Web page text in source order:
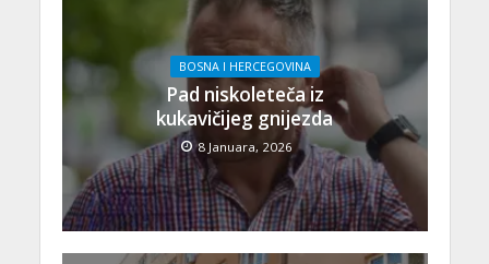
BOSNA I HERCEGOVINA
Pad niskoleteča iz
kukavičijeg gnijezda
8 Januara, 2026